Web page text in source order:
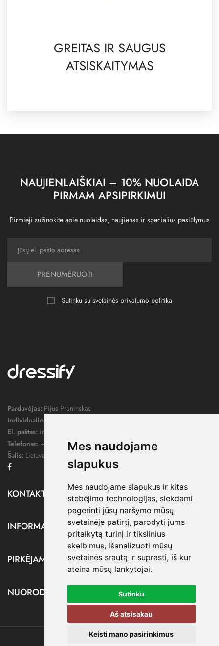
Mes naudojame
slapukus
Mes naudojame slapukus ir kitas
stebėjimo technologijas, siekdami
pagerinti jūsų naršymo mūsų
svetainėje patirtį, parodyti jums
pritaikytą turinį ir tikslinius
skelbimus, išanalizuoti mūsų
svetainės srautą ir suprasti, iš kur
ateina mūsų lankytojai.
Sutinku
Aš atsisakau
Keisti mano pasirinkimus
GREITAS IR SAUGUS
ATSISKAITYMAS
NAUJIENLAIŠKIAI – 10% NUOLAIDA
PIRMAM APSIPIRKIMUI
Pirmieji sužinokite apie nuolaidas, naujienas ir specialius pasiūlymus
PRENUMERUOTI
Sutinku su svetainės privatumo politika
Pardavėjas: Pijus Praninskas
Individualios veiklos pažymos nr.:
El. paštas: info@dressify.lt
Telefonas: +370 676 78578
Šalis: Lietuva
KONTAKTAI
INFORMACIJA
PIRKĖJAMS
NUORODOS